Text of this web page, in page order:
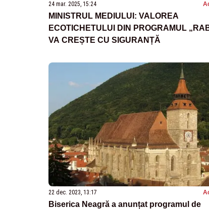
24 mar. 2025, 15:24
MINISTRUL MEDIULUI: VALOREA
ECOTICHETULUI DIN PROGRAMUL
VA CREȘTE CU SIGURANȚĂ
22 dec. 2023, 13:17
Biserica Neagră a anunțat programul de